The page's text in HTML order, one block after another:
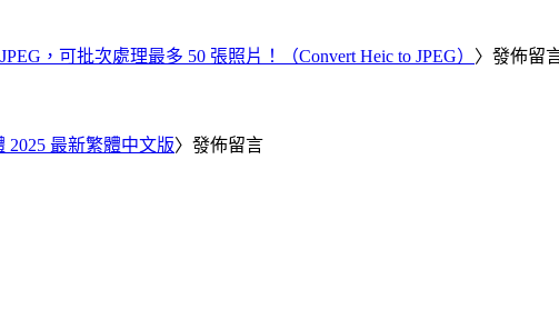
，可批次處理最多 50 張照片！（Convert Heic to JPEG） 〉發佈留
2025 最新繁體中文版〉發佈留言